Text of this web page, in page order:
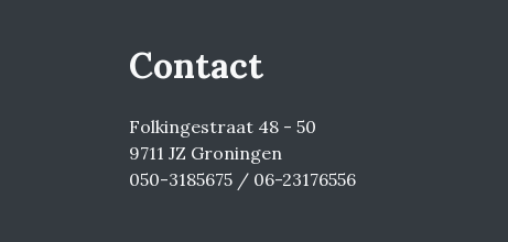
Contact
Folkingestraat 48 - 50
9711 JZ Groningen
050-3185675 / 06-23176556